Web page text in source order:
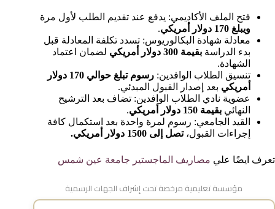
فتح الملف الأكاديمي: يدفع عند تقديم الطلب لأول مرة
ويبلغ 170 دولار أمريكي
.
معادلة شهادة البكالوريوس: تسدد تكلفة المعادلة قبل
بدء الدراسة بقيمة 300 دولار أمريكي
لضمان اعتماد
الشهادة.
تنسيق الطلاب الوافدين:
رسوم تبلغ حوالي 170 دولار
أمريكي بعد إصدار القبول المبدئي.
عضوية نادي الطلاب الوافدين: تضاف بعد الترشيح
النهائي بقيمة 150 دولار أمريكي
.
القيد الجامعي: رسوم لمرة واحدة بعد استكمال كافة
إجراءات القبول،تصل إلى 1500 دولار أمريكي.
تعرف ايضًا علي مصاريف الماجستير جامعة عين شمس
مؤسسة تعليمية مرخصة تحت إشراف الجهات الرسمية